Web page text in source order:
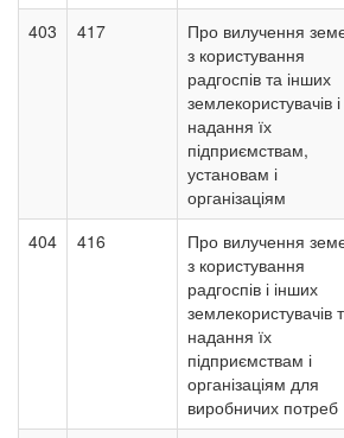
403 417
Про вилучення
з користування
радгоспів та інших
землекористувачів і
надання їх
підприємствам,
установам і
організаціям
404 416
Про вилучення
з користування
радгоспів і інших
землекористувачів
надання їх
підприємствам і
організаціям для
виробничих потреб